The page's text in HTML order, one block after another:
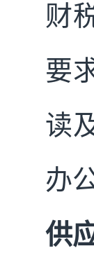
财
要
读
办
供